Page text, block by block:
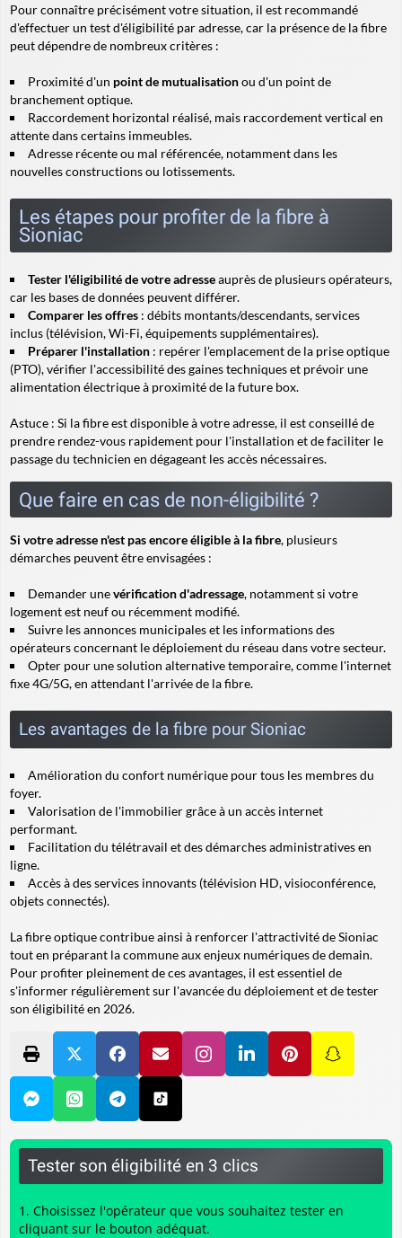
Pour connaître précisément votre situation, il est recommandé
d'effectuer un test d'éligibilité par adresse, car la présence de la fibre
peut dépendre de nombreux critères :
Proximité d'un point de mutualisationou d'un point de
branchement optique.
Raccordement horizontal réalisé, mais raccordement vertical en
attente dans certains immeubles.
Adresse récente ou mal référencée, notamment dans les
nouvelles constructions ou lotissements.
Les étapes pour profiter de la fibre à
Sioniac
Tester l'éligibilité de votre adresseauprès de plusieurs opérateurs,
car les bases de données peuvent différer.
Comparer les offres : débits montants/descendants, services
inclus (télévision, Wi-Fi, équipements supplémentaires).
Préparer l'installation : repérer l'emplacement de la prise optique
(PTO), vérifier l'accessibilité des gaines techniques et prévoir une
alimentation électrique à proximité de la future box.
Astuce : Si la fibre est disponible à votre adresse, il est conseillé de
prendre rendez-vous rapidement pour l'installation et de faciliter le
passage du technicien en dégageant les accès nécessaires.
Que faire en cas de non-éligibilité ?
Si votre adresse n'est pas encore éligible à la fibre, plusieurs
démarches peuvent être envisagées :
Demander unevérification d'adressage, notamment si votre
logement est neuf ou récemment modifié.
Suivre les annonces municipales et les informations des
opérateurs concernant le déploiement du réseau dans votre secteur.
Opter pour une solution alternative temporaire, comme l'internet
fixe 4G/5G, en attendant l'arrivée de la fibre.
Les avantages de la fibre pour Sioniac
Amélioration du confort numérique pour tous les membres du
foyer.
Valorisation de l'immobilier grâce à un accès internet
performant.
Facilitation du télétravail et des démarches administratives en
ligne.
Accès à des services innovants (télévision HD, visioconférence,
objets connectés).
La fibre optique contribue ainsi à renforcer l'attractivité de Sioniac
tout en préparant la commune aux enjeux numériques de demain.
Pour profiter pleinement de ces avantages, il est essentiel de
s'informer régulièrement sur l'avancée du déploiement et de tester
son éligibilité en 2026.
Tester son éligibilité en 3 clics
Choisissez l'opérateur que vous souhaitez tester en
cliquant sur le bouton adéquat.